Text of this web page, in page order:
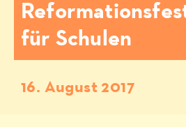
für Schulen
16. August 2017